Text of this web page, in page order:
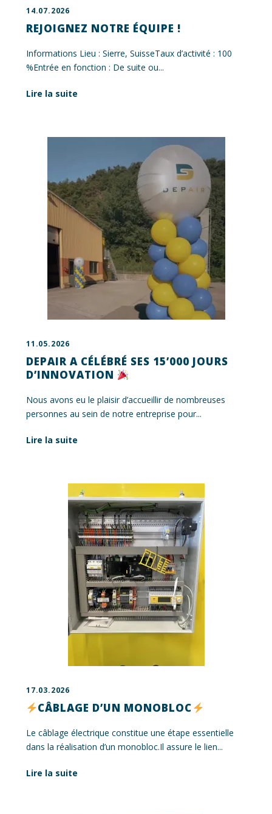
14.07.2026
REJOIGNEZ NOTRE ÉQUIPE !
Informations Lieu : Sierre, SuisseTaux d’activité : 100
%Entrée en fonction : De suite ou...
Lire la suite
11.05.2026
DEPAIR A CÉLÉBRÉ SES 15’000 JOURS
D’INNOVATION
Nous avons eu le plaisir d’accueillir de nombreuses
personnes au sein de notre entreprise pour...
Lire la suite
17.03.2026
CÂBLAGE D’UN MONOBLOC
Le câblage électrique constitue une étape essentielle
dans la réalisation d’un monobloc.Il assure le lien...
Lire la suite